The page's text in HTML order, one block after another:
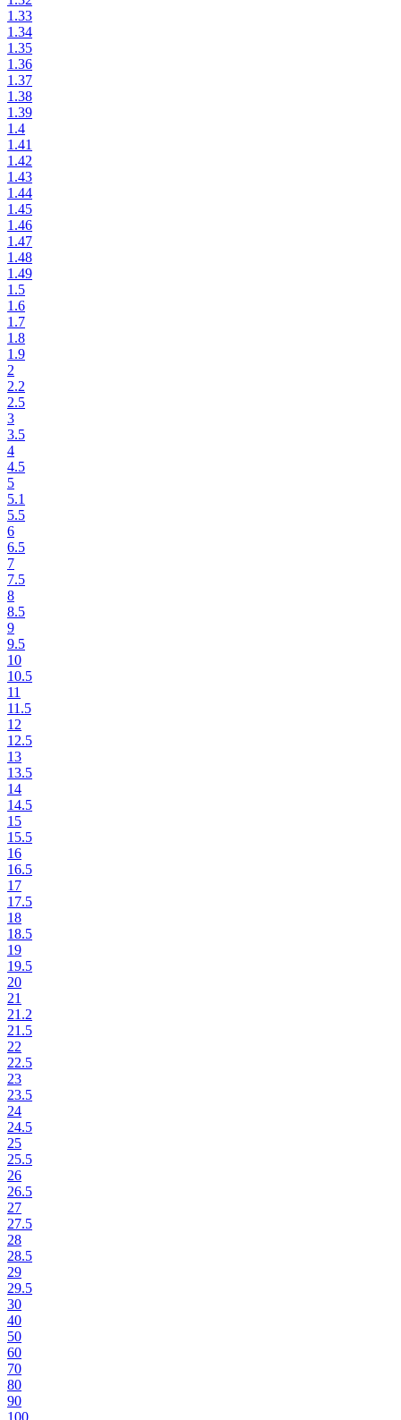
1.33
1.34
1.35
1.36
1.37
1.38
1.39
1.4
1.41
1.42
1.43
1.44
1.45
1.46
1.47
1.48
1.49
1.5
1.6
1.7
1.8
1.9
2
2.2
2.5
3
3.5
4
4.5
5
5.1
5.5
6
6.5
7
7.5
8
8.5
9
9.5
10
10.5
11
11.5
12
12.5
13
13.5
14
14.5
15
15.5
16
16.5
17
17.5
18
18.5
19
19.5
20
21
21.2
21.5
22
22.5
23
23.5
24
24.5
25
25.5
26
26.5
27
27.5
28
28.5
29
29.5
30
40
50
60
70
80
90
100